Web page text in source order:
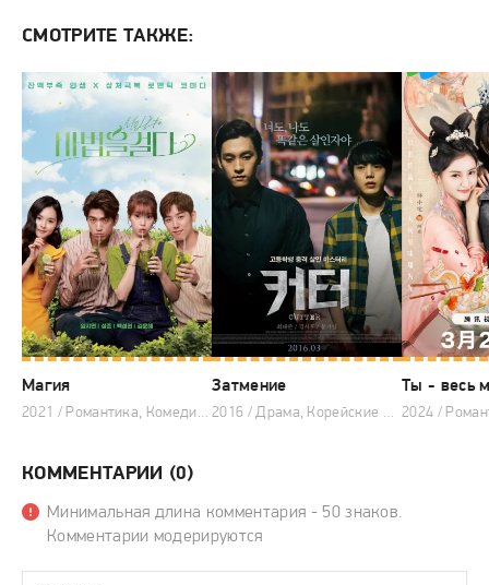
СМОТРИТЕ ТАКЖЕ:
Магия
2021 / Романтика, Комедия, Драма, Корейские дорамы
Затмение
2016 / Драма, Корейские дорамы
Ты - весь
КОММЕНТАРИИ (0)
Минимальная длина комментария - 50 знаков.
Комментарии модерируются